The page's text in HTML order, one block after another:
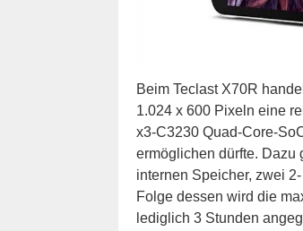
Beim Teclast X70R
1.024 x 600 Pixeln eine
x3-C3230 Quad-Core-
ermöglichen dürfte. Dazu
internen Speicher, zwei
Folge dessen wird die
lediglich 3 Stunden